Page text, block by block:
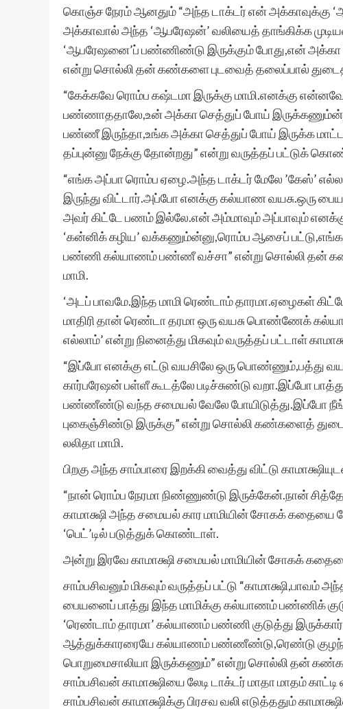
கொஞ்ச நேரம் ஆனதும் “அந்த டாக்டர் என்
அக்காவால் அந்த ‘ஆபரேஷன்’ வலியைத் தாங்கிக்க
‘ஆபரேஷனை’ப் பண்ணிண்டு இருக்கும் போது,என் அக்கா
என்று சொல்லி தன் கண்களை புடவைத் தலைப்பால்
“கேக்கவே ரொம்ப கஷ்டமா இருக்கு மாமி.எனக்கு
பண்ணாததாலே,உன் அக்கா செத்துப் போய்
பண்ணீ இருந்தா,உங்க அக்கா செத்துப் போய் இருக்க மாட்டா
தப்புன்னு நேக்கு தோன்றது” என்று வருத்தப் பட்டுக்
“எங்க அப்பா ரொம்ப ஏழை.அந்த டாக்டர் மேலே ’கேஸ்’
இருந்து விட்டார்.அப்போ எனக்கு கல்யாண வயசு.ஒரு
அவர் கிட்டே பணம் இல்லே.என் அம்மாவும் அப்பாவும்
‘கன்னிக் கழிய’ வக்கணும்ன்னு,ரொம்ப ஆசைப்
பண்ணி கல்யாணம் பண்ணீ வச்சா” என்று சொல்லி தன்
மாமி.
‘அடப் பாவமே.இந்த மாமி ரெண்டாம் தாரமா.ஏழைகள்
மாதிரி தான் ரெண்டா தரமா ஒரு வயசு பொண்ணேக்
எல்லாம்’ என்று நினைத்து மிகவும் வருத்தப் பட்டாள்
“இப்போ எனக்கு எட்டு வயசிலே ஒரு பொண்ணும்,பத்து
கார்பரேஷன் பள்ளீ கூடத்லே படிச்சுண்டு வறா.இப்போ
பண்ணீண்டு வந்த சமையல் வேலே போயிடுத்து.இப்போ
புகைஞ்சிண்டு இருக்கு” என்று சொல்லி கண்களைத்
லலிதா மாமி.
பிறகு அந்த சாம்பாரை இறக்கி வைத்து விட்டு
“நான் ரொம்ப நேரமா நிண்ணுண்டு இருக்கேன்.நான்
காமாக்ஷி அந்த சமையல் கார மாமியின் சோகக் கதையை
‘பெட்’டில் படுத்துக் கொண்டாள்.
அன்று இரவே காமாக்ஷி சமையல் மாமியின் சோகக்
சாம்பசிவனும் மிகவும் வருத்தப் பட்டு “காமாக்ஷி,பாவம்
பையனைப் பாத்து இந்த மாமிக்கு கல்யாணம் பண்ணிக்
‘ரெண்டாம் தாரமா’ கல்யாணம் பண்ணி குடுத்து
ஆத்துக்காரரையே கல்யாணம் பண்ணீண்டு,ரெண்டு
பொறுமைசாலியா இருக்கணும்” என்று சொல்லி தன்
சாம்பசிவன் காமாக்ஷியை லேடி டாக்டர் மாதா மாதம் காட்டி
சாம்பசிவன் காமாக்ஷிக்கு பிரசவ வலி எடுத்ததும்